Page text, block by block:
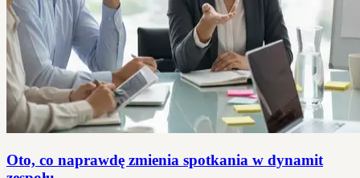
Oto, co naprawdę zmienia spotkania w dynamit